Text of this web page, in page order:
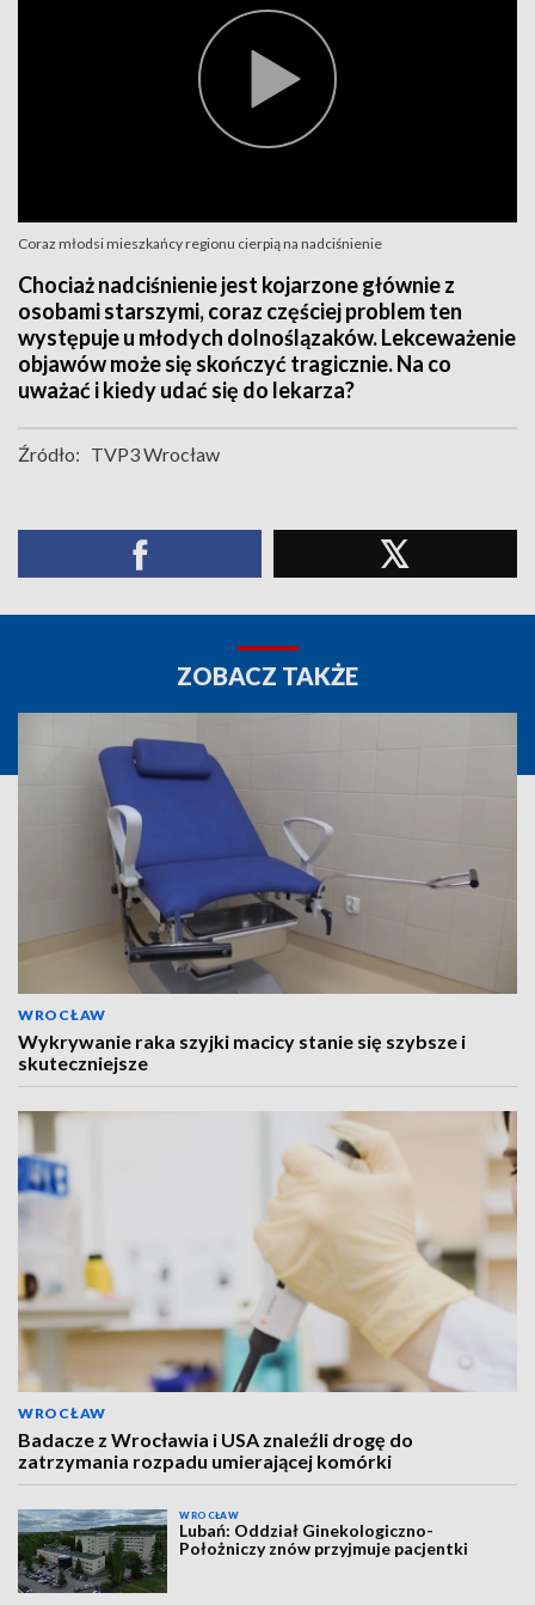
Coraz młodsi mieszkańcy regionu cierpią na nadciśnienie
Chociaż nadciśnienie jest kojarzone głównie z
osobami starszymi, coraz częściej problem ten
występuje u młodych dolnoślązaków. Lekceważenie
objawów może się skończyć tragicznie. Na co
uważać i kiedy udać się do lekarza?
Źródło: TVP3 Wrocław
ZOBACZ TAKŻE
WROCŁAW
Wykrywanie raka szyjki macicy stanie się szybsze i
skuteczniejsze
WROCŁAW
Badacze z Wrocławia i USA znaleźli drogę do
zatrzymania rozpadu umierającej komórki
WROCŁAW
Lubań: Oddział Ginekologiczno-
Położniczy znów przyjmuje pacjentki